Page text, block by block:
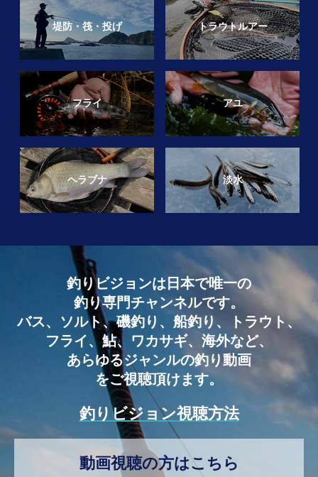
堤防・筏・投げ トラウトルアー
フライ アユ
ヘラブナ 淡水
釣りビジョンは 日本で唯一の
釣り専門チャンネルです。
バス、ソルト、磯釣り、船釣り、
トラウト、
フライ、鮎、ワカサギ、 海外など、
あらゆるジャンルの釣り動画
をご視聴頂けます。
釣りビジョン視聴方法
動画視聴の方はこちら